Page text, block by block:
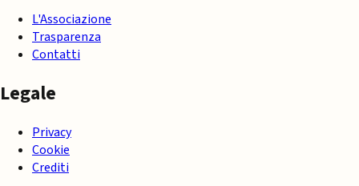
L'Associazione
Trasparenza
Contatti
Legale
Privacy
Cookie
Crediti